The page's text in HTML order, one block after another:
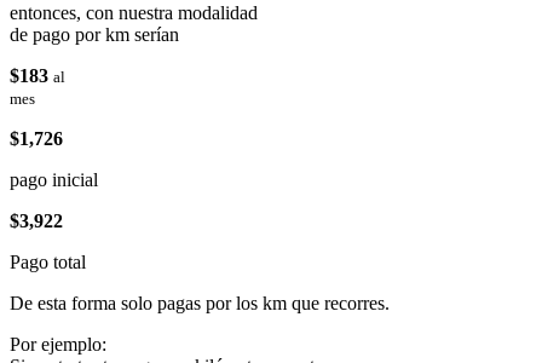
entonces, con nuestra modalidad
de pago por km serían
$183 al
mes
$1,726
pago inicial
$3,922
Pago total
De esta forma solo pagas por los km que recorres.
Por ejemplo: